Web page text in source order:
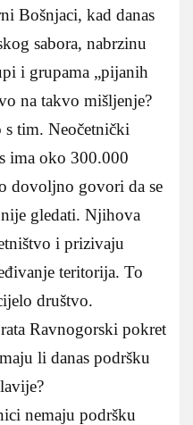
Bošnjaci, kad danas
sabora, nabrzinu
i grupama „pijanih
na takvo mišljenje?
s tim. Neočetnički
ima oko 300.000
dovoljno govori da se
gledati. Njihova
i prizivaju
teritorija. To
društvo.
Ravnogorski pokret
li danas podršku
nemaju podršku